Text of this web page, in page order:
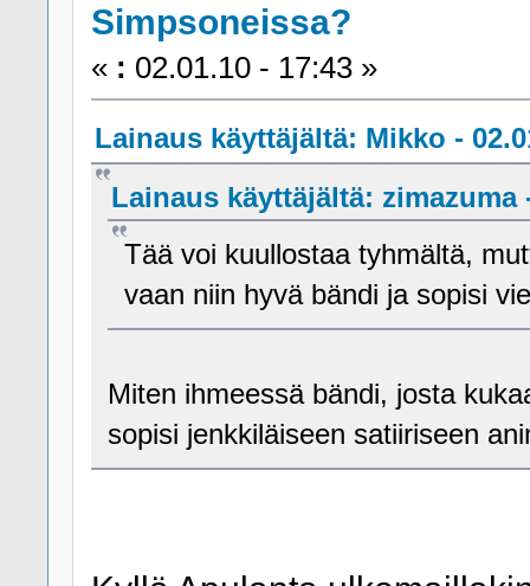
Simpsoneissa?
« : 02.01.10 - 17:43 »
Lainaus käyttäjältä: Mikko -
Lainaus käyttäjältä: zimazuma
Tää voi kuullostaa tyhmältä,
vaan niin hyvä bändi ja sopisi
Miten ihmeessä bändi, josta
sopisi jenkkiläiseen satiiriseen